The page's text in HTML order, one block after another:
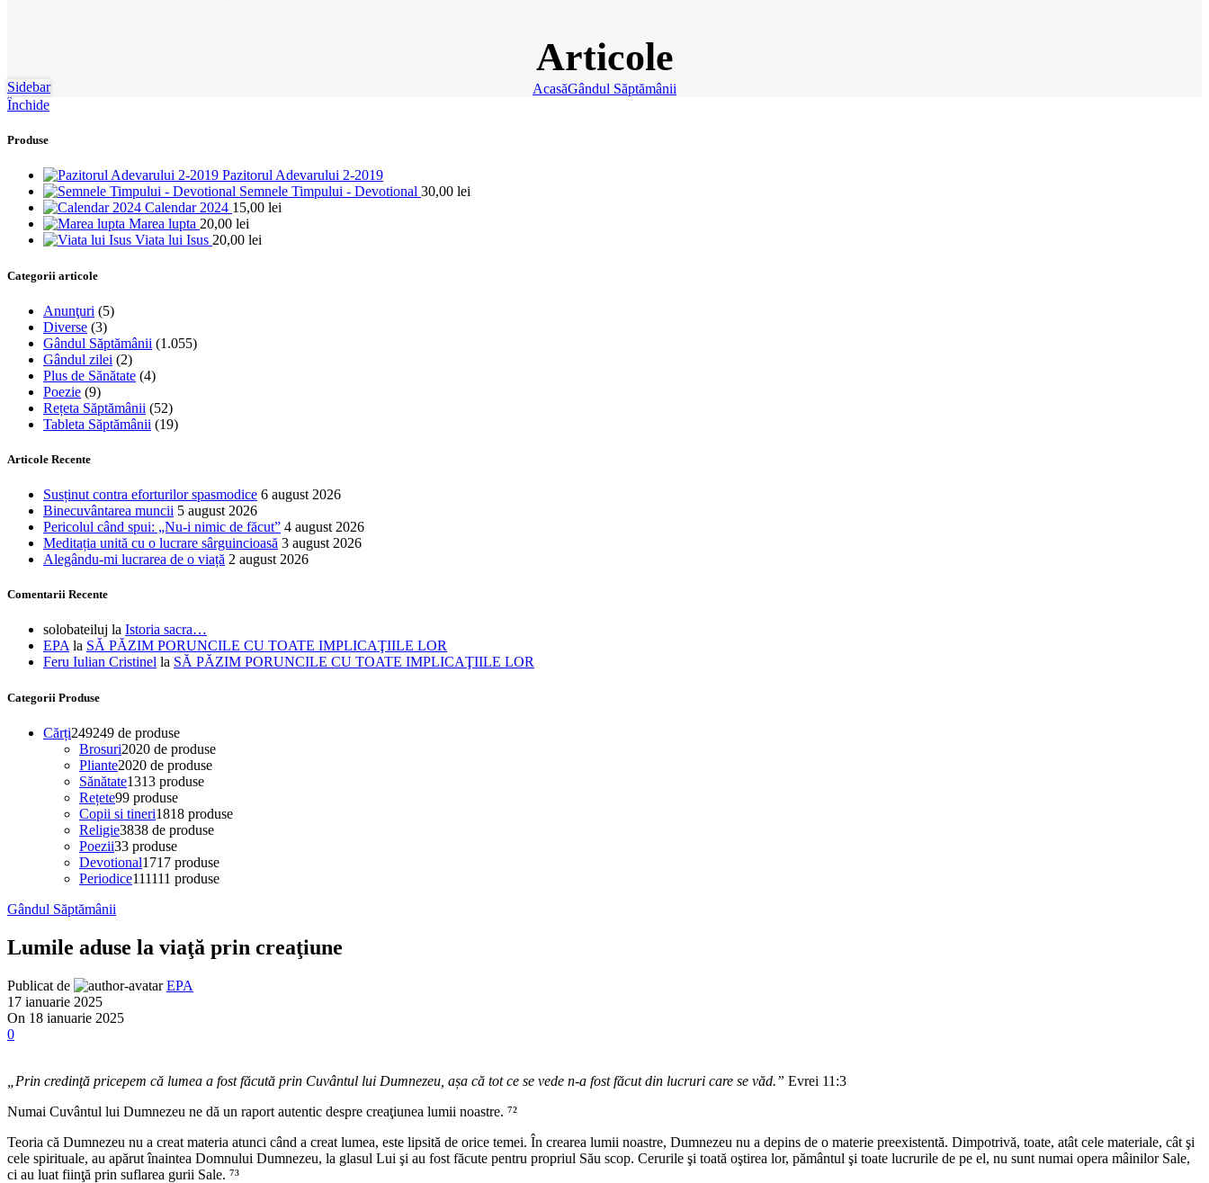
Articole
AcasăGândul Săptămânii
Închide
Produse
Pazitorul Adevarului 2-2019
Semnele Timpului - Devotional 30,00 lei
Calendar 2024 15,00 lei
Marea lupta 20,00 lei
Viata lui Isus 20,00 lei
Categorii articole
Anunţuri (5)
Diverse (3)
Gândul Săptămânii (1.055)
Gândul zilei (2)
Plus de Sănătate (4)
Poezie (9)
Rețeta Săptămânii (52)
Tableta Săptămânii (19)
Articole Recente
Susținut contra eforturilor spasmodice 6 august 2026
Binecuvântarea muncii 5 august 2026
Pericolul când spui: „Nu-i nimic de făcut” 4 august 2026
Meditația unită cu o lucrare sârguincioasă 3 august 2026
Alegându-mi lucrarea de o viață 2 august 2026
Comentarii Recente
solobateiluj la Istoria sacra…
EPA la SĂ PĂZIM PORUNCILE CU TOATE IMPLICAŢIILE LOR
Feru Iulian Cristinel la SĂ PĂZIM PORUNCILE CU TOATE IMPLICAŢIILE LOR
Categorii Produse
Cărți249249 de produse
Brosuri2020 de produse
Pliante2020 de produse
Sănătate1313 produse
Rețete99 produse
Copii si tineri1818 produse
Religie3838 de produse
Poezii33 produse
Devotional1717 produse
Periodice111111 produse
Gândul Săptămânii
Lumile aduse la viaţă prin creaţiune
Publicat de
EPA
17 ianuarie 2025
On 18 ianuarie 2025
0
„Prin credinţă pricepem că lumea a fost făcută prin Cuvântul lui Dumnezeu, așa că tot ce se vede n-a fost făcut din lucruri care se văd.” Evrei 11:3
Numai Cuvântul lui Dumnezeu ne dă un raport autentic despre creaţiunea lumii noastre. ⁷²
Teoria că Dumnezeu nu a creat materia atunci când a creat lumea, este lipsită de orice temei. În crearea lumii noastre, Dumnezeu nu a depins de o materie preexistentă. Dimpotrivă, toate, atât cele materiale, cât şi
cele spirituale, au apărut înaintea Domnului Dumnezeu, la glasul Lui şi au fost făcute pentru propriul Său scop. Cerurile şi toată oştirea lor, pământul şi toate lucrurile de pe el, nu sunt numai opera mâinilor Sale,
ci au luat fiinţă prin suflarea gurii Sale. ⁷³
Sidebar